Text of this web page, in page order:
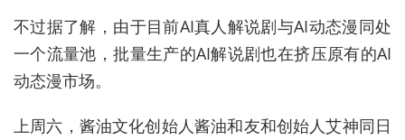
不过据了解，由于目前AI真人解说剧与AI动态漫同处
一个流量池，批量生产的AI解说剧也在挤压原有的AI
动态漫市场。
上周六，酱油文化创始人酱油和友和创始人艾神同日